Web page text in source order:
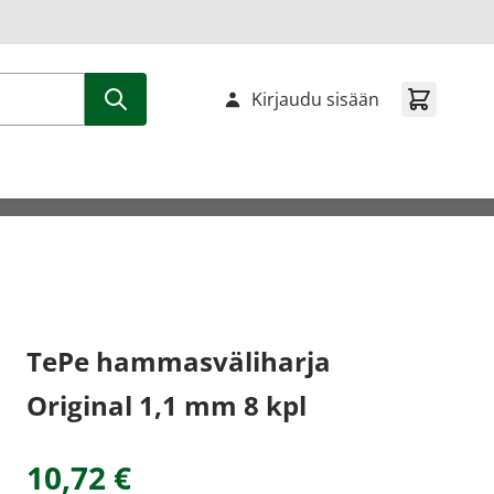
Kirjaudu sisään
TePe hammasväliharja
Original 1,1 mm 8 kpl
10,72 €